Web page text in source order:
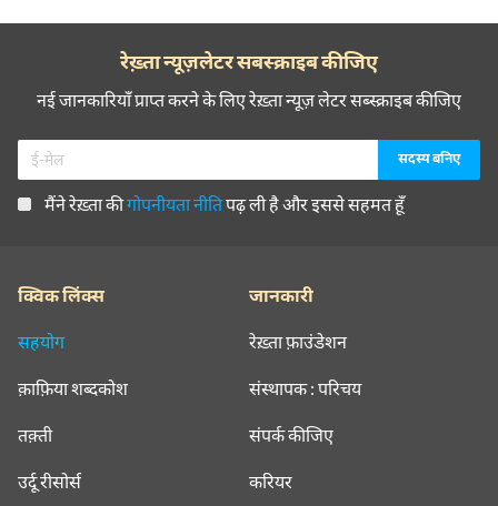
रेख़्ता न्यूज़लेटर सबस्क्राइब कीजिए
नई जानकारियाँ प्राप्त करने के लिए रेख़्ता न्यूज़ लेटर सब्स्क्राइब कीजिए
मैंने रेख़्ता कीगोपनीयता नीतिपढ़ ली है और इससे सहमत हूँ
क्विक लिंक्स
सहयोग
क़ाफ़िया शब्दकोश
तक़्ती
उर्दू रीसोर्स
जानकारी
रेख़्ता फ़ाउंडेशन
संस्थापक : परिचय
संपर्क कीजिए
करियर